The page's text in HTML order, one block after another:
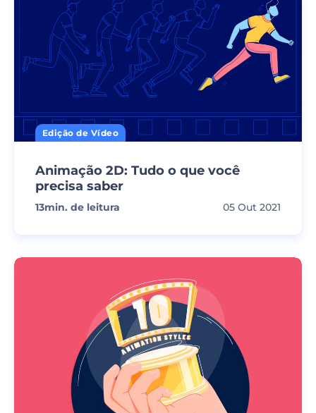
Edição de Vídeo
Animação 2D: Tudo o que você
precisa saber
13min. de leitura 05 Out 2021